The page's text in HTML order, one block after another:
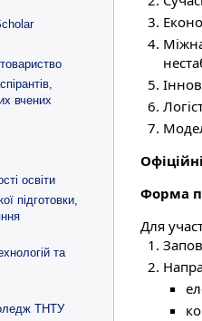
вчених
освіти
підготовки,
та
ТНТУ
Форма
Для